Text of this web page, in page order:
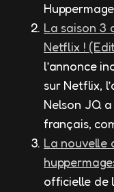
La saison 3
Netflix !
l’annonce
sur Netflix,
Nelson JQ
français,
La nouvelle
officielle de